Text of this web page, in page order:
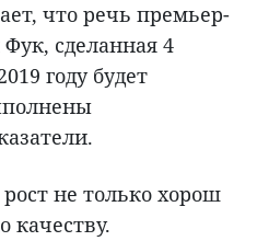
что речь премьер-
сделанная 4
году будет
не только хорош
качеству.